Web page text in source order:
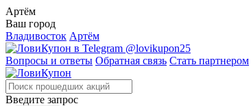
Артём
Ваш город
Владивосток Артём
@lovikupon25
Вопросы и ответы Обратная связь Стать партнером
Введите запрос